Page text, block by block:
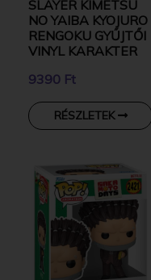
SLAYER KIMETSU
NO YAIBA KYOJURO
RENGOKU GYŰJTŐI
VINYL KARAKTER
9390 Ft
RÉSZLETEK